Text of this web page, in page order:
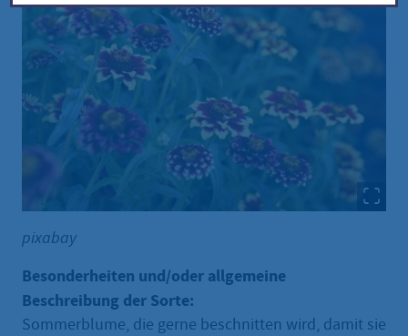
pixabay
Besonderheiten und/oder allgemeine
Beschreibung der Sorte:
Sommerblume, die gerne beschnitten wird, damit sie